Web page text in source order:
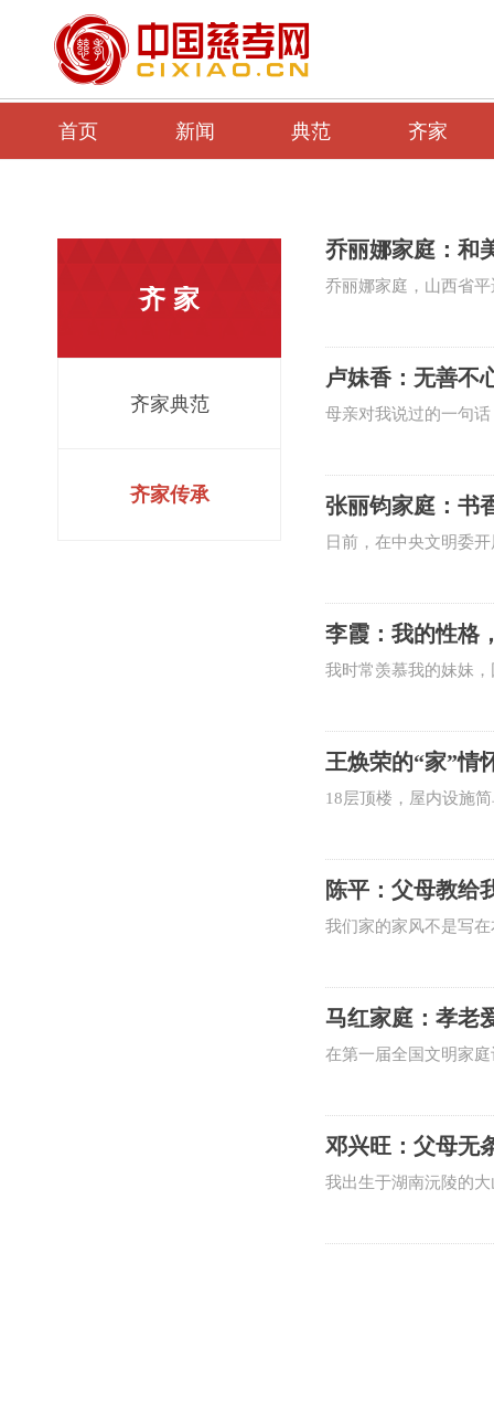
首页 新闻 典范 齐家
齐 家
齐家典范
齐家传承
乔丽娜家庭：和
乔丽娜家庭，山西省
有关部门策划组织三
卖，所得收益全部捐
卢妹香：无善不
母亲对我说过的一句
天，爷爷就去世了。
小的孩子，这么多口
张丽钧家庭：书
日前，在中央文明委
墟诗人”，出版个人诗
利50余项。儿媳杨嫣
李霞：我的性格
我时常羡慕我的妹妹
俊潇洒，尤其是骑着
响，我对待工作的态
王焕荣的“家”情
18层顶楼，屋内设施
和谐的大“家”。30多
陈平：父母教给
我们家的家风不是写
缘。母亲的祖上，是
马乱，身怀家国情怀
马红家庭：孝老
在第一届全国文明家
让所有人都意想不到
邓兴旺：父母无
我出生于湖南沅陵的